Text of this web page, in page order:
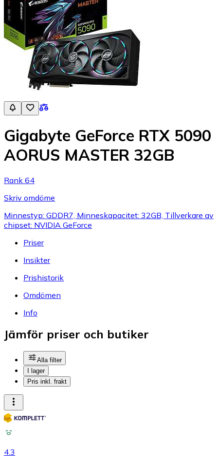
Gigabyte GeForce RTX 5090
AORUS MASTER 32GB
Rank 64
Skriv omdöme
Minnestyp: GDDR7, Minneskapacitet: 32GB, Tillverkare av
chipset: NVIDIA GeForce
Priser
Insikter
Prishistorik
Omdömen
Info
Jämför priser och butiker
Alla filter
I lager
Pris inkl. frakt
4.3